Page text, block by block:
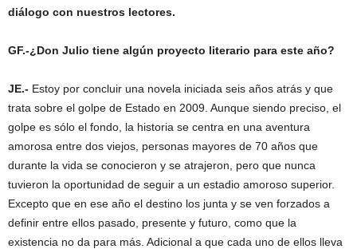
diálogo con nuestros lectores.
GF.-¿Don Julio tiene algún proyecto literario para este año?
JE.- Estoy por concluir una novela iniciada seis años atrás y que
trata sobre el golpe de Estado en 2009. Aunque siendo preciso, el
golpe es sólo el fondo, la historia se centra en una aventura
amorosa entre dos viejos, personas mayores de 70 años que
durante la vida se conocieron y se atrajeron, pero que nunca
tuvieron la oportunidad de seguir a un estadio amoroso superior.
Excepto que en ese año el destino los junta y se ven forzados a
definir entre ellos pasado, presente y futuro, como que la
existencia no da para más. Adicional a que cada uno de ellos lleva